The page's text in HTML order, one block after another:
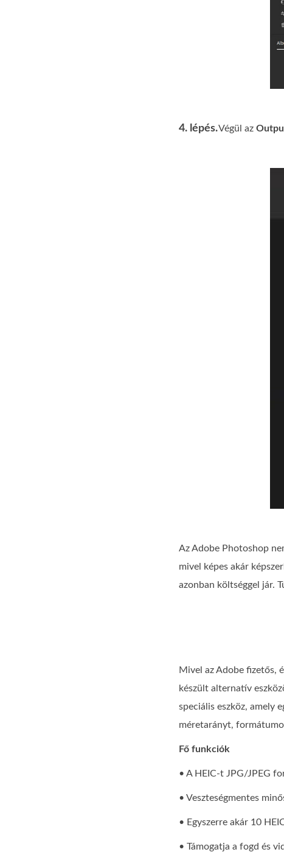
4. lépés.Végül az
Az Adobe Photoshop
mivel képes akár
azonban költséggel jár.
Mivel az Adobe fizetős,
készült alternatív
speciális eszköz, amely
méretarányt,
Fő funkciók
• A HEIC-t JPG/JPEG
• Veszteségmentes
• Egyszerre akár 10
• Támogatja a fogd és